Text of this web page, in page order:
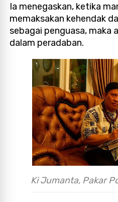
Ia menegaskan, ketika
memaksakan kehendak
sebagai penguasa, maka
dalam peradaban.
Ki Jumanta, Pakar